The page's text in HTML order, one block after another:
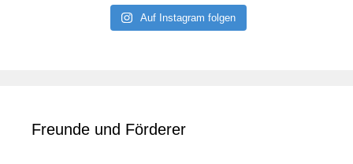
Auf Instagram folgen
Freunde und Förderer